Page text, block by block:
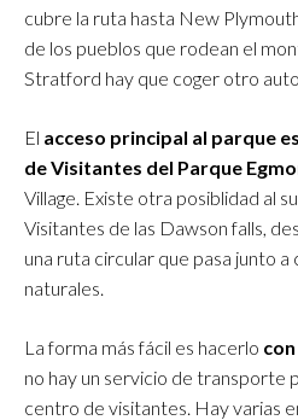
cubre la ruta hasta New
de los pueblos que rodean el
Stratford hay que coger otro
El acceso principal al parque
de Visitantes del Parque
Village. Existe otra posiblidad al
Visitantes de las Dawson falls,
una ruta circular que pasa junto a
naturales.
La forma más fácil es hacerlo
no hay un servicio de transporte
centro de visitantes. Hay varias